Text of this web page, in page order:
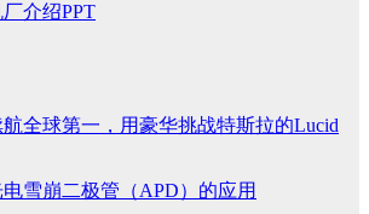
介绍PPT
全球第一，用豪华挑战特斯拉的Lucid
雪崩二极管（APD）的应用